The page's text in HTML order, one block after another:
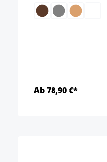
Ab 78,90 €*